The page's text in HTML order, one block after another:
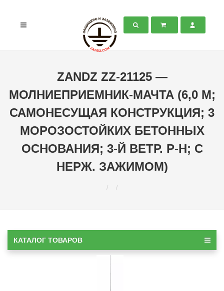
ZANDZ ZZ-21125 —
МОЛНИЕПРИЕМНИК-МАЧТА (6,0 М;
САМОНЕСУЩАЯ КОНСТРУКЦИЯ; 3
МОРОЗОСТОЙКИХ БЕТОННЫХ
ОСНОВАНИЯ; 3-Й ВЕТР. Р-Н; С
НЕРЖ. ЗАЖИМОМ)
КАТАЛОГ ТОВАРОВ